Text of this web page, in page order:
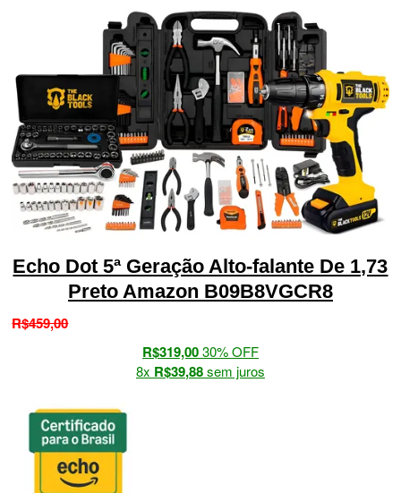
Echo Dot 5ª Geração Alto-falante De 1,73
Preto Amazon B09B8VGCR8
R$459,00
R$319,0030% OFF
8x R$39,88sem juros